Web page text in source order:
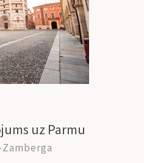
uz Parmu